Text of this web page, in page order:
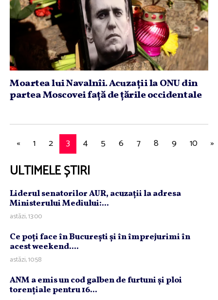
Moartea lui Navalnîi. Acuzaţii la ONU din
partea Moscovei faţă de ţările occidentale
« 1 2 3 4 5 6 7 8 9 10 »
ULTIMELE ȘTIRI
Liderul senatorilor AUR, acuzaţii la adresa
Ministerului Mediului:...
astăzi, 13:00
Ce poţi face în Bucureşti şi în împrejurimi în
acest weekend....
astăzi, 10:58
ANM a emis un cod galben de furtuni şi ploi
torenţiale pentru 16...